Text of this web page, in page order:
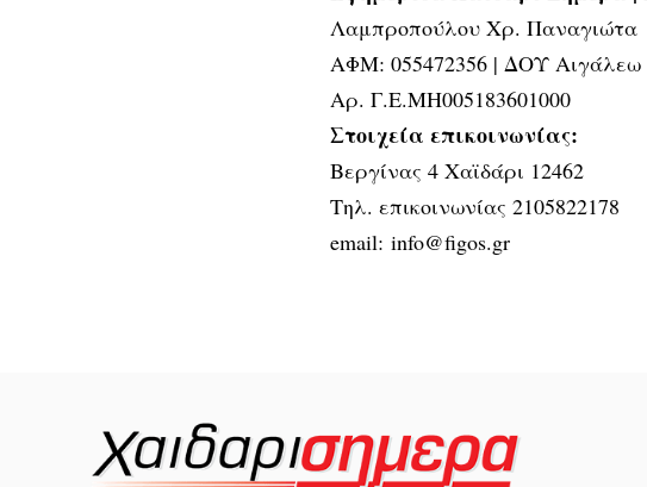
Λαμπροπούλου Χρ. Παναγιώτα
ΑΦΜ: 055472356 | ΔΟΥ Αιγάλεω
Αρ. Γ.Ε.ΜΗ005183601000
Στοιχεία επικοινωνίας:
Βεργίνας 4 Χαϊδάρι 12462
Τηλ. επικοινωνίας 2105822178
email: info@figos.gr